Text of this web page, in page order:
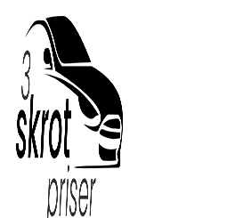
content